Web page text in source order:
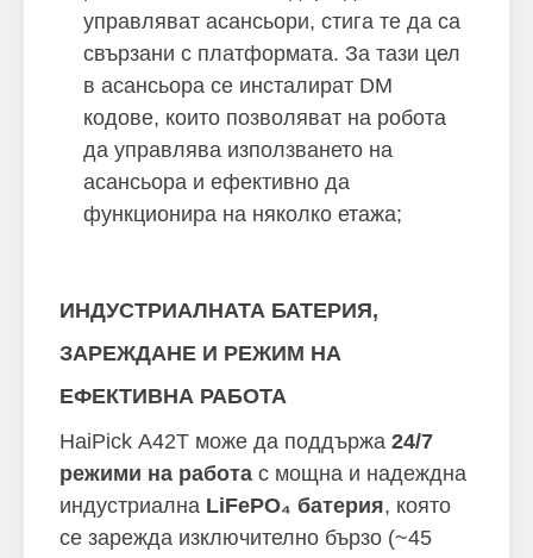
управляват асансьори, стига те да са
свързани с платформата. За тази цел
в асансьора се инсталират DM
кодове, които позволяват на робота
да управлява използването на
асансьора и ефективно да
функционира на няколко етажа;
ИНДУСТРИАЛНАТА БАТЕРИЯ,
ЗАРЕЖДАНЕ И РЕЖИМ НА
ЕФЕКТИВНА РАБОТА
HaiPick A42T може да поддържа 24/7
режими на работа с мощна и надеждна
индустриална LiFePO₄ батерия, която
се зарежда изключително бързо (~45